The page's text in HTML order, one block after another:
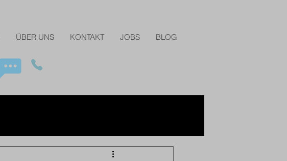
ÜBER UNS KONTAKT JOBS BLOG